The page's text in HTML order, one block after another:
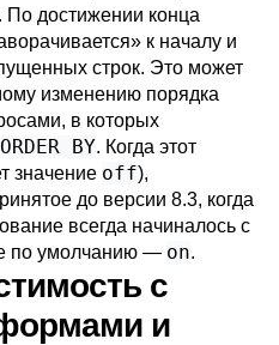
По достижении конца
» к началу и
строк. Это может
изменению порядка
в которых
ORDER BY. Когда этот
значение off),
до версии 8.3, когда
всегда начиналось с
по умолчанию — on.
с
и